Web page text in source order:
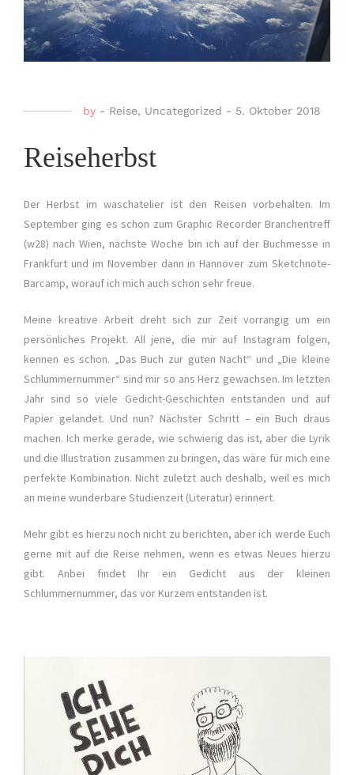
by - Reise, Uncategorized - 5. Oktober 2018
Reiseherbst
Der Herbst im waschatelier ist den Reisen vorbehalten. Im
September ging es schon zum Graphic Recorder Branchentreff
(w28) nach Wien, nächste Woche bin ich auf der Buchmesse in
Frankfurt und im November dann in Hannover zum Sketchnote-
Barcamp, worauf ich mich auch schon sehr freue.
Meine kreative Arbeit dreht sich zur Zeit vorrangig um ein
persönliches Projekt. All jene, die mir auf Instagram folgen,
kennen es schon. „Das Buch zur guten Nacht“ und „Die kleine
Schlummernummer“ sind mir so ans Herz gewachsen. Im letzten
Jahr sind so viele Gedicht-Geschichten entstanden und auf
Papier gelandet. Und nun? Nächster Schritt – ein Buch draus
machen. Ich merke gerade, wie schwierig das ist, aber die Lyrik
und die Illustration zusammen zu bringen, das wäre für mich eine
perfekte Kombination. Nicht zuletzt auch deshalb, weil es mich
an meine wunderbare Studienzeit (Literatur) erinnert.
Mehr gibt es hierzu noch nicht zu berichten, aber ich werde Euch
gerne mit auf die Reise nehmen, wenn es etwas Neues hierzu
gibt. Anbei findet Ihr ein Gedicht aus der kleinen
Schlummernummer, das vor Kurzem entstanden ist.